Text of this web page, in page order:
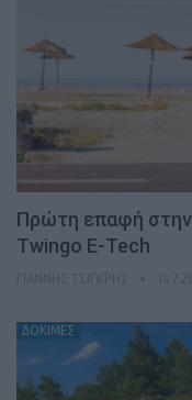
Πρώτη επαφή
Twingo E-Tech
ΔΟΚΙΜΕΣ